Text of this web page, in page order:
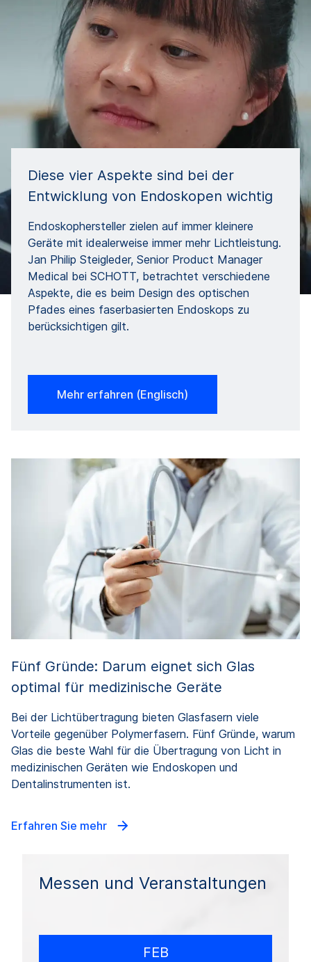
Diese vier Aspekte sind bei der
Entwicklung von Endoskopen wichtig
Endoskophersteller zielen auf immer kleinere
Geräte mit idealerweise immer mehr Lichtleistung.
Jan Philip Steigleder, Senior Product Manager
Medical bei SCHOTT, betrachtet verschiedene
Aspekte, die es beim Design des optischen
Pfades eines faserbasierten Endoskops zu
berücksichtigen gilt.
Mehr erfahren (Englisch)
Fünf Gründe: Darum eignet sich Glas
optimal für medizinische Geräte
Bei der Lichtübertragung bieten Glasfasern viele
Vorteile gegenüber Polymerfasern. Fünf Gründe, warum
Glas die beste Wahl für die Übertragung von Licht in
medizinischen Geräten wie Endoskopen und
Dentalinstrumenten ist.
Erfahren Sie mehr
Messen und Veranstaltungen
FEB